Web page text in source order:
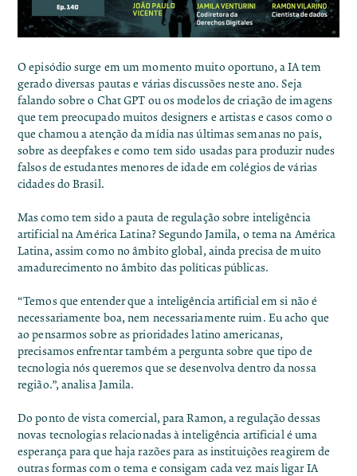
O episódio surge em um momento muito oportuno, a IA tem
gerado diversas pautas e várias discussões neste ano. Seja
falando sobre o Chat GPT ou os modelos de criação de imagens
que tem preocupado muitos designers e artistas e casos como o
que chamou a atenção da mídia nas últimas semanas no país,
sobre as deepfakes e como tem sido usadas para produzirnudes
falsos de estudantesmenores de idade em colégios de várias
cidades do Brasil.
Mas como tem sido a pauta de regulação sobre inteligência
artificial na América Latina? Segundo Jamila, o tema na América
Latina, assim como no âmbito global, ainda precisa de muito
amadurecimento no âmbito das políticas públicas.
“Temos que entender que a inteligência artificial em si não é
necessariamente boa, nem necessariamente ruim. Eu acho que
ao pensarmos sobre as prioridades latino americanas,
precisamos enfrentar também a pergunta sobre que tipo de
tecnologia nós queremos que se desenvolva dentro da nossa
região.”, analisa Jamila.
Do ponto de vista comercial, para Ramon, a regulação dessas
novas tecnologias relacionadas à inteligência artificial é uma
esperança para que haja razões para as instituições reagirem de
outras formas com o tema e consigam cada vez mais ligar IA